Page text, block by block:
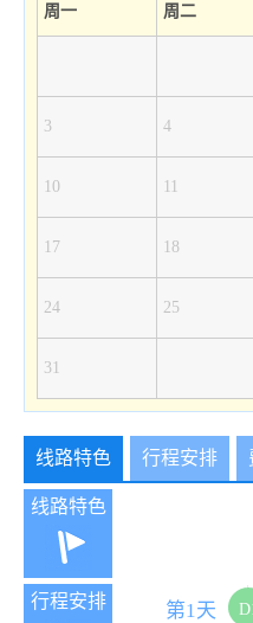
周一 周二
3 4
10 11
17 18
24 25
31
线路特色 行程安排
线路特色
行程安排 第1天